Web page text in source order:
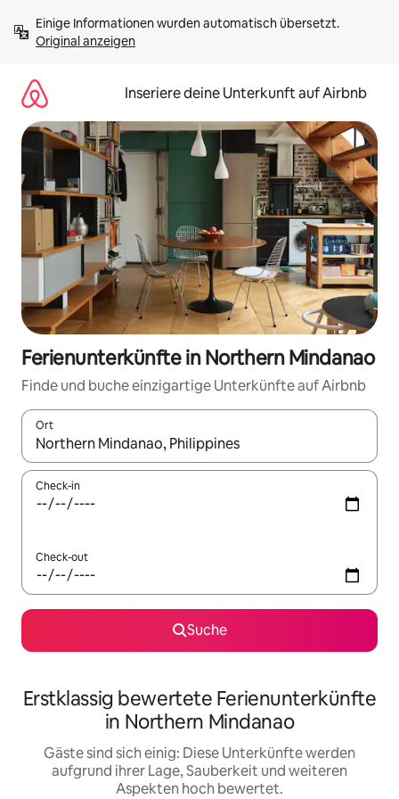
Inhalten
springenOriginal anzeigen
Inseriere deine Unterkunft auf Airbnb
Ferienunterkünfte in Northern Mindanao
Finde und buche einzigartige Unterkünfte auf Airbnb
Ort
Wenn Ergebnisse verfügbar sind, navigiere mit den
Check-in
Check-out
Suche
Erstklassig bewertete Ferienunterkünfte
in Northern Mindanao
Gäste sind sich einig: Diese Unterkünfte werden
aufgrund ihrer Lage, Sauberkeit und weiteren
Aspekten hoch bewertet.